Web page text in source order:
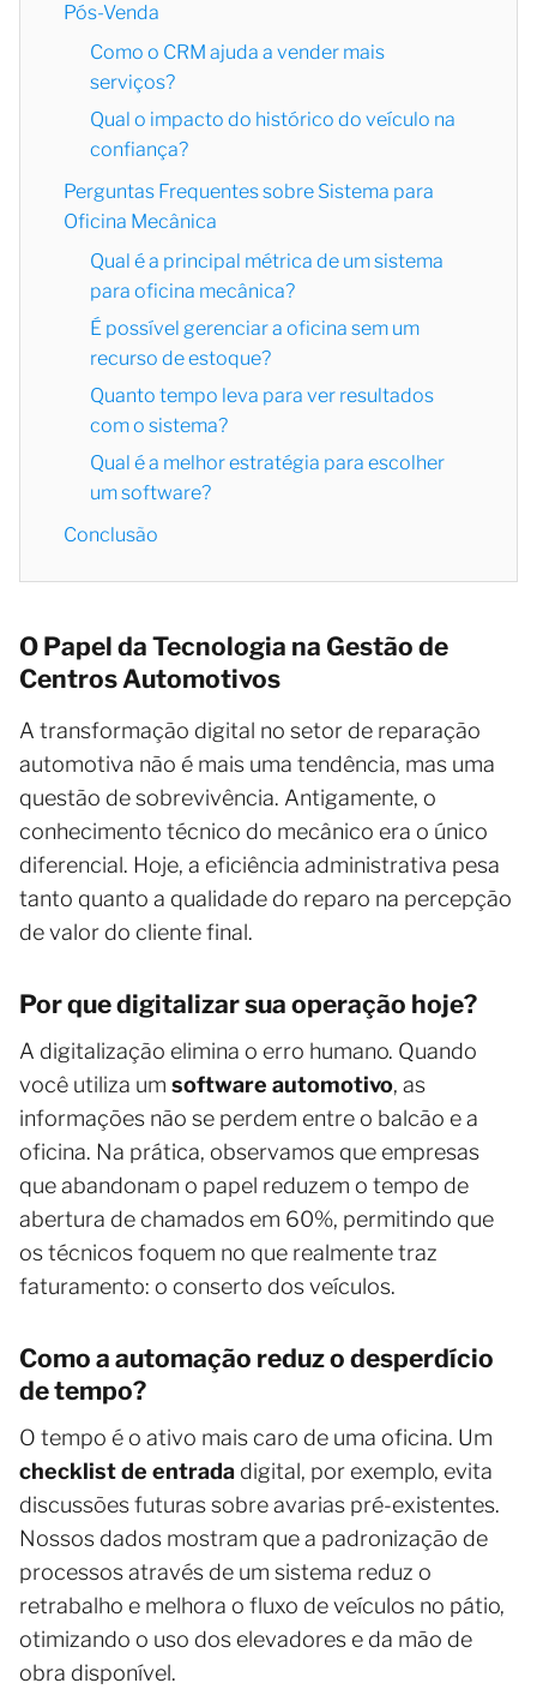
Pós-Venda
Como o CRM ajuda a vender mais
serviços?
Qual o impacto do histórico do veículo na
confiança?
Perguntas Frequentes sobre Sistema para
Oficina Mecânica
Qual é a principal métrica de um sistema
para oficina mecânica?
É possível gerenciar a oficina sem um
recurso de estoque?
Quanto tempo leva para ver resultados
com o sistema?
Qual é a melhor estratégia para escolher
um software?
Conclusão
O Papel da Tecnologia na Gestão de
Centros Automotivos
A transformação digital no setor de reparação
automotiva não é mais uma tendência, mas uma
questão de sobrevivência. Antigamente, o
conhecimento técnico do mecânico era o único
diferencial. Hoje, a eficiência administrativa pesa
tanto quanto a qualidade do reparo na percepção
de valor do cliente final.
Por que digitalizar sua operação hoje?
A digitalização elimina o erro humano. Quando
você utiliza um software automotivo, as
informações não se perdem entre o balcão e a
oficina. Na prática, observamos que empresas
que abandonam o papel reduzem o tempo de
abertura de chamados em 60%, permitindo que
os técnicos foquem no que realmente traz
faturamento: o conserto dos veículos.
Como a automação reduz o desperdício
de tempo?
O tempo é o ativo mais caro de uma oficina. Um
checklist de entrada digital, por exemplo, evita
discussões futuras sobre avarias pré-existentes.
Nossos dados mostram que a padronização de
processos através de um sistema reduz o
retrabalho e melhora o fluxo de veículos no pátio,
otimizando o uso dos elevadores e da mão de
obra disponível.